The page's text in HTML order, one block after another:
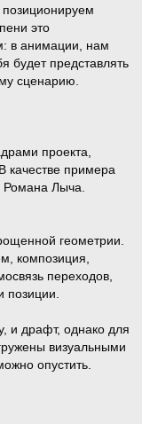
это
в анимации, нам
будет представлять
сценарию.
проекта,
примера
Романа Лыча.
геометрии.
композиция,
переходов,
и драфт, однако для
визуальными
опустить.